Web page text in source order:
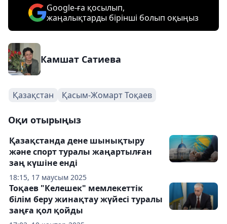
Google-ға қосылып,
жаңалықтарды бірінші болып оқыңыз
Камшат Сатиева
Қазақстан Қасым-Жомарт Тоқаев
Оқи отырыңыз
18:15, 17 маусым 2025
Қазақстанда дене шынықтыру
және спорт туралы жаңартылған
заң күшіне енді
Тоқаев "Келешек" мемлекеттік
білім беру жинақтау жүйесі туралы
заңға қол қойды